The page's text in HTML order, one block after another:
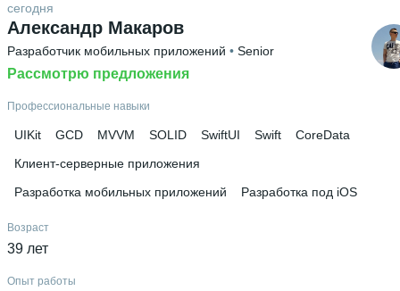
Александр Макаров
сегодня
Разработчик мобильных приложений • Senior
Рассмотрю предложения
Профессиональные навыки
UIKit GCD MVVM SOLID SwiftUI Swift
CoreData
Клиент-серверные приложения
Разработка мобильных приложений
Разработка под iOS
Возраст
39 лет
Опыт работы